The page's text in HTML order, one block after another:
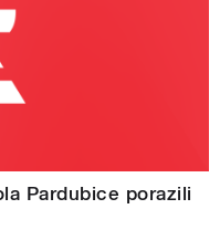
Pardubice porazili